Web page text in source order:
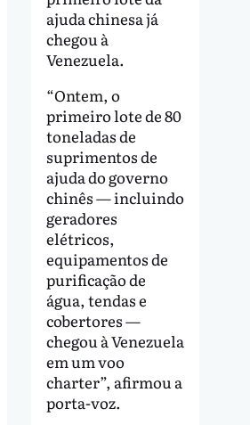
ajuda chinesa já
chegou à
Venezuela.
“Ontem, o
primeiro lote de 80
toneladas de
suprimentos de
ajuda do governo
chinês — incluindo
geradores
elétricos,
equipamentos de
purificação de
água, tendas e
cobertores —
chegou à Venezuela
em um voo
charter”, afirmou a
porta-voz.